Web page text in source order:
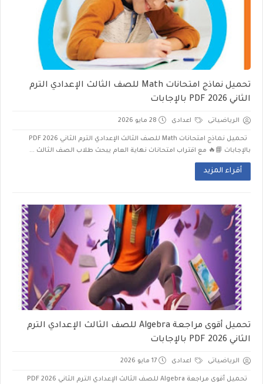
تحميل نماذج امتحانات Math للصف الثالث الإعدادي الترم
الثاني 2026 PDF بالإجابات
الرياضياتى اعدادى 28 مايو 2026
تحميل نماذج امتحانات Math للصف الثالث الإعدادي الترم الثاني 2026 PDF
بالإجابات 📘🔥 مع اقتراب امتحانات نهاية العام يبحث طلاب الصف الثالث ...
أقراء المزيد
تحميل أقوى مراجعة Algebra للصف الثالث الإعدادي الترم
الثاني 2026 PDF بالإجابات
الرياضياتى اعدادى 17 مايو 2026
تحميل أقوى مراجعة Algebra للصف الثالث الإعدادي الترم الثاني 2026 PDF